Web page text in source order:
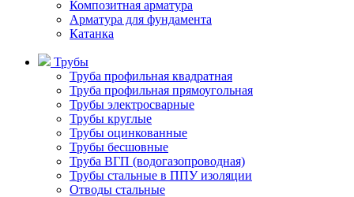
Композитная арматура
Арматура для фундамента
Катанка
Трубы
Труба профильная квадратная
Труба профильная прямоугольная
Трубы электросварные
Трубы круглые
Трубы оцинкованные
Трубы бесшовные
Труба ВГП (водогазопроводная)
Трубы стальные в ППУ изоляции
Отводы стальные